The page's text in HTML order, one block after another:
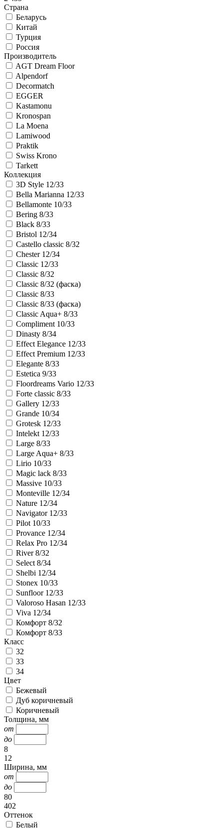
Страна
Беларусь
Китай
Турция
Россия
Производитель
AGT Dream Floor
Alpendorf
Decormatch
EGGER
Kastamonu
Kronospan
La Moena
Lamiwood
Praktik
Swiss Krono
Tarkett
Коллекция
3D Style 12/33
Bella Marianna 12/33
Bellamonte 10/33
Bering 8/33
Black 8/33
Bristol 12/34
Castello classic 8/32
Chester 12/34
Classic 12/33
Classic 8/32
Classic 8/32 (фаска)
Classic 8/33
Classic 8/33 (фаска)
Classic Aqua+ 8/33
Compliment 10/33
Dinasty 8/34
Effect Elegance 12/33
Effect Premium 12/33
Elegante 8/33
Estetica 9/33
Floordreams Vario 12/33
Forte classic 8/33
Gallery 12/33
Grande 10/34
Grotesk 12/33
Intelekt 12/33
Large 8/33
Large Aqua+ 8/33
Lirio 10/33
Magic lack 8/33
Massive 10/33
Monteville 12/34
Nature 12/34
Navigator 12/33
Pilot 10/33
Provance 12/34
Relax Pro 12/34
River 8/32
Select 8/34
Shelbi 12/34
Stonex 10/33
Sunfloor 12/33
Valoroso Hasan 12/33
Viva 12/34
Комфорт 8/32
Комфорт 8/33
Класс
32
33
34
Цвет
Бежевый
Дуб коричневый
Коричневый
Толщина, мм
от
до
8
12
Ширина, мм
от
до
80
402
Оттенок
Белый